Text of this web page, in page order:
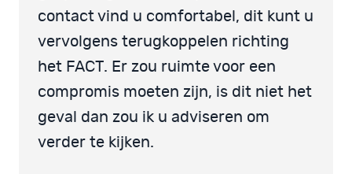
contact vind u comfortabel, dit kunt u
vervolgens terugkoppelen richting
het FACT. Er zou ruimte voor een
compromis moeten zijn, is dit niet het
geval dan zou ik u adviseren om
verder te kijken.